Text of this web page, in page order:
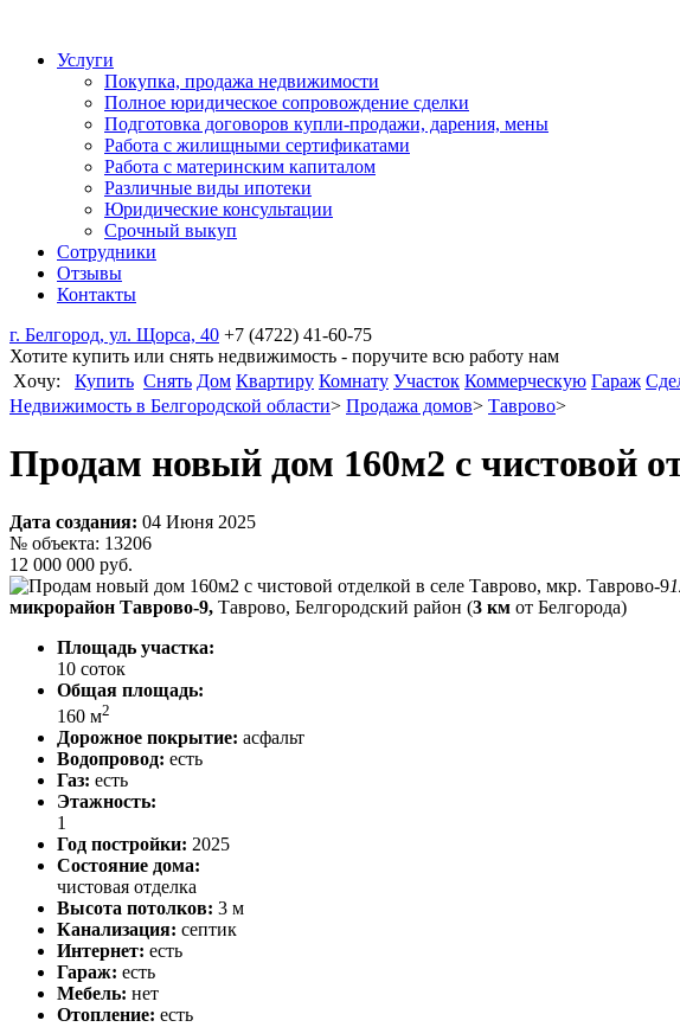
Услуги
Покупка, продажа недвижимости
Полное юридическое сопровождение сделки
Подготовка договоров купли-продажи, дарения, мены
Работа с жилищными сертификатами
Работа с материнским капиталом
Различные виды ипотеки
Юридические консультации
Срочный выкуп
Сотрудники
Отзывы
Контакты
г. Белгород, ул. Щорса, 40 +7 (4722) 41-60-75
Хотите купить или снять недвижимость - поручите всю работу нам
Xочу:
Купить Снять Дом Квартиру Комнату Участок Коммерческую Гараж
Недвижимость в Белгородской области> Продажа домов> Таврово>
Продам новый дом 160м2 с чистовой
Дата создания: 04 Июня 2025
№ объекта: 13206
12 000 000 руб.
микрорайон Таврово-9, Таврово, Белгородский район (3 км от Белгорода)
Площадь участка:
10 соток
Общая площадь:
160 м2
Дорожное покрытие: асфальт
Водопровод: есть
Газ: есть
Этажность:
1
Год постройки: 2025
Состояние дома:
чистовая отделка
Высота потолков: 3 м
Канализация: септик
Интернет: есть
Гараж: есть
Мебель: нет
Отопление: есть